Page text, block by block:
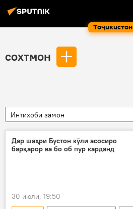
Тоҷикистон
сохтмон
Интихоби замон
Дар шаҳри Бустон кӯли асосиро
барқарор ва бо об пур карданд
30 июли, 19:50